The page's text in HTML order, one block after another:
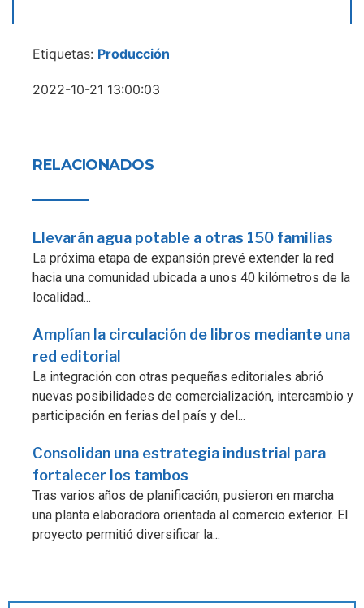
Etiquetas: Producción
2022-10-21 13:00:03
RELACIONADOS
Llevarán agua potable a otras 150 familias
La próxima etapa de expansión prevé extender la red
hacia una comunidad ubicada a unos 40 kilómetros de la
localidad...
Amplían la circulación de libros mediante una
red editorial
La integración con otras pequeñas editoriales abrió
nuevas posibilidades de comercialización, intercambio y
participación en ferias del país y del...
Consolidan una estrategia industrial para
fortalecer los tambos
Tras varios años de planificación, pusieron en marcha
una planta elaboradora orientada al comercio exterior. El
proyecto permitió diversificar la...